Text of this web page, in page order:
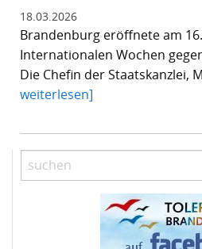
18.03.2026
Brandenburg eröffnete am
Internationalen Wochen
Die Chefin der Staatskanzlei,
weiterlesen]